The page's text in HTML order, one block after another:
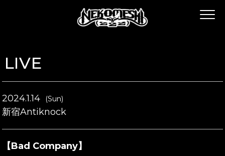
LIVE
2024.1.14 (Sun)
新宿Antiknock
【Bad Company】